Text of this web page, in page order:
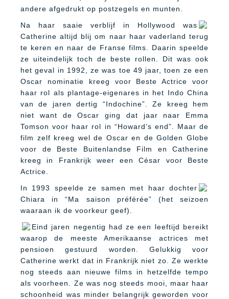
andere afgedrukt op postzegels en munten.
Na haar saaie verblijf in Hollywood was
Catherine altijd blij om naar haar vaderland terug
te keren en naar de Franse films. Daarin speelde
ze uiteindelijk toch de beste rollen. Dit was ook
het geval in 1992, ze was toe 49 jaar, toen ze een
Oscar nominatie kreeg voor Beste Actrice voor
haar rol als plantage-eigenares in het Indo China
van de jaren dertig “Indochine”. Ze kreeg hem
niet want de Oscar ging dat jaar naar Emma
Tomson voor haar rol in “Howard’s end”. Maar de
film zelf kreeg wel de Oscar en de Golden Globe
voor de Beste Buitenlandse Film en Catherine
kreeg in Frankrijk weer een César voor Beste
Actrice.
In 1993 speelde ze samen met haar dochter
Chiara in “Ma saison préférée” (het seizoen
waaraan ik de voorkeur geef).
Eind jaren negentig had ze een leeftijd bereikt
waarop de meeste Amerikaanse actrices met
pensioen gestuurd worden. Gelukkig voor
Catherine werkt dat in Frankrijk niet zo. Ze werkte
nog steeds aan nieuwe films in hetzelfde tempo
als voorheen. Ze was nog steeds mooi, maar haar
schoonheid was minder belangrijk geworden voor